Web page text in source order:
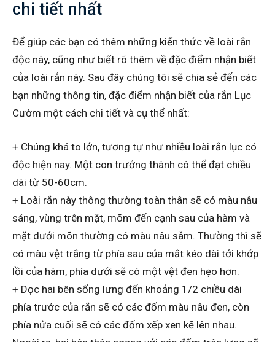
chi tiết nhất
Để giúp các bạn có thêm những kiến thức về loài rắn
độc này, cũng như biết rõ thêm về đặc điểm nhận biết
của loài rắn này. Sau đây chúng tôi sẽ chia sẻ đến các
bạn những thông tin, đặc điểm nhận biết của rắn Lục
Cườm một cách chi tiết và cụ thể nhất:
+ Chúng khá to lớn, tương tự như nhiều loài rắn lục có
độc hiện nay. Một con trưởng thành có thể đạt chiều
dài từ 50-60cm.
+ Loài rắn này thông thường toàn thân sẽ có màu nâu
sáng, vùng trên mặt, mõm đến cạnh sau của hàm và
mặt dưới mõn thường có màu nâu sẫm. Thường thì sẽ
có màu vệt trắng từ phía sau của mắt kéo dài tới khớp
lồi của hàm, phía dưới sẽ có một vệt đen hẹo hơn.
+ Dọc hai bên sống lưng đến khoảng 1/2 chiều dài
phía trước của rắn sẽ có các đốm màu nâu đen, còn
phía nửa cuối sẽ có các đốm xếp xen kẽ lên nhau.